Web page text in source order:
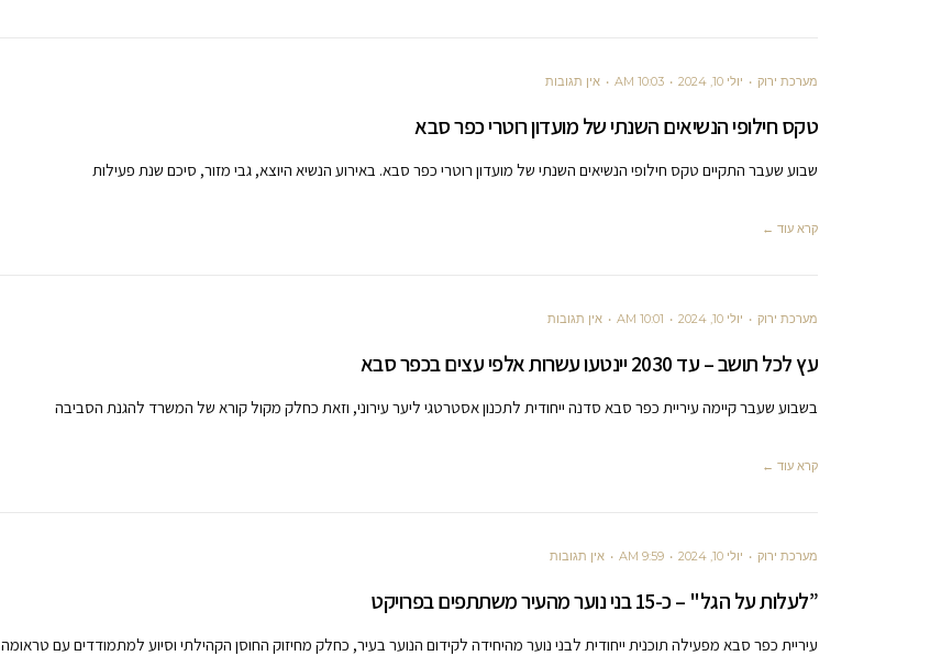
מערכת ירוק יולי 10, 2024 10:03 AM אין תגובות
טקס חילופי הנשיאים השנתי של מועדון רוטרי כפר סבא
שבוע שעבר התקיים טקס חילופי הנשיאים השנתי של מועדון רוטרי כפר סבא. באירוע הנשיא היוצא, גבי מזור, סיכם שנת פעילות
קרא עוד ←
מערכת ירוק יולי 10, 2024 10:01 AM אין תגובות
עץ לכל תושב – עד 2030 יינטעו עשרות אלפי עצים בכפר סבא
בשבוע שעבר קיימה עיריית כפר סבא סדנה ייחודית לתכנון אסטרטגי ליער עירוני, וזאת כחלק מקול קורא של המשרד להגנת הסביבה
קרא עוד ←
מערכת ירוק יולי 10, 2024 9:59 AM אין תגובות
”לעלות על הגל" – כ-15 בני נוער מהעיר משתתפים בפרויקט
עיריית כפר סבא מפעילה תוכנית ייחודית לבני נוער מהיחידה לקידום הנוער בעיר, כחלק מחיזוק החוסן הקהילתי וסיוע למתמודדים עם טראומה